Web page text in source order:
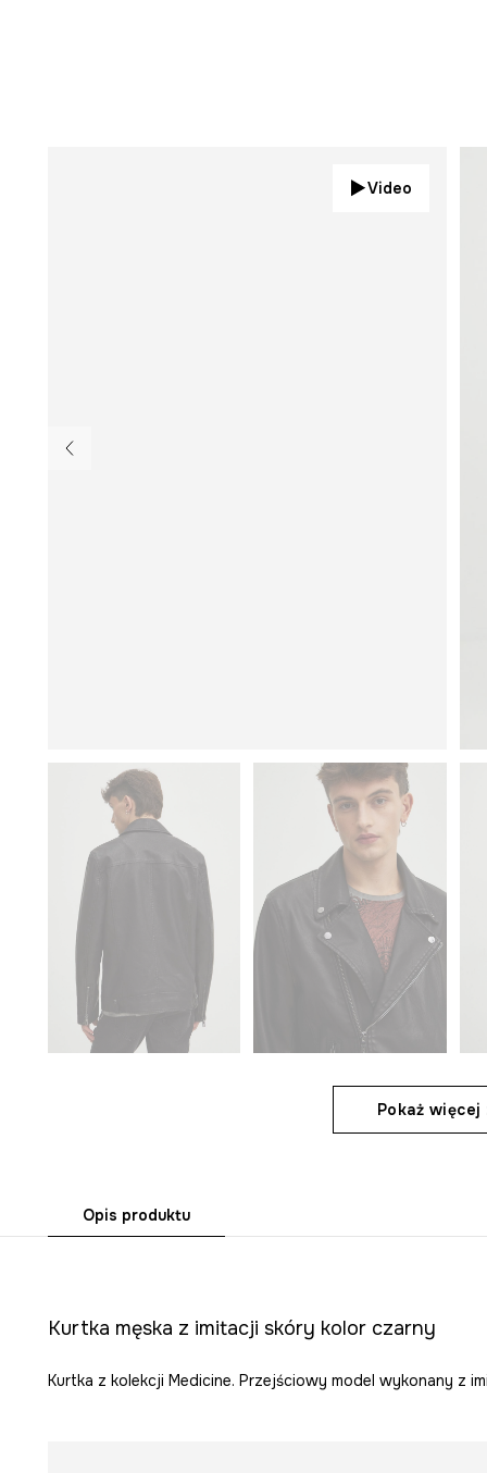
Video
Pokaż więcej
Opis produktu
Kurtka męska z imitacji skóry kolor czarny
Kurtka z kolekcji Medicine. Przejściowy model wykonany z